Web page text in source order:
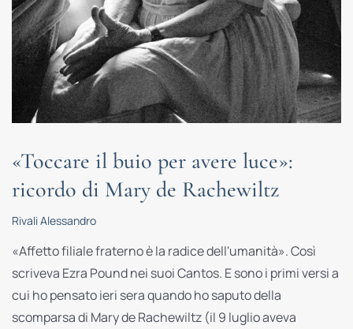
«Toccare il buio per avere luce»:
ricordo di Mary de Rachewiltz
Rivali Alessandro
«Affetto filiale fraterno è la radice dell'umanità». Così
scriveva Ezra Pound nei suoi Cantos. E sono i primi versi a
cui ho pensato ieri sera quando ho saputo della
scomparsa di Mary de Rachewiltz (il 9 luglio aveva